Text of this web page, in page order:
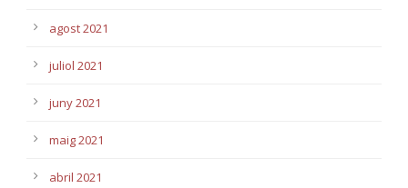
agost 2021
juliol 2021
juny 2021
maig 2021
abril 2021